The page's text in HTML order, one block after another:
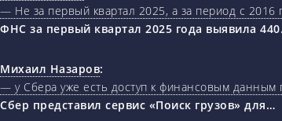
— Не за первый квартал 2025, а за период с
ФНС за первый квартал 2025 года выявила
Михаил Назаров:
— у Сбера уже есть доступ к финансовым данным
Сбер представил сервис «Поиск грузов» для…